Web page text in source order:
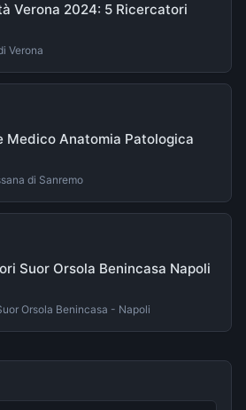
Verona 2024: 5 Ricercatori
Verona
Medico Anatomia Patologica
di Sanremo
Suor Orsola Benincasa Napoli
Orsola Benincasa - Napoli